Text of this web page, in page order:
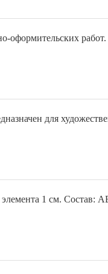
оформительских
для
1 см. Состав: